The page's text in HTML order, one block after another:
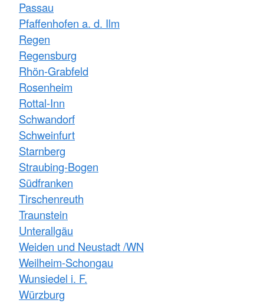
Passau
Pfaffenhofen a. d. Ilm
Regen
Regensburg
Rhön-Grabfeld
Rosenheim
Rottal-Inn
Schwandorf
Schweinfurt
Starnberg
Straubing-Bogen
Südfranken
Tirschenreuth
Traunstein
Unterallgäu
Weiden und Neustadt /WN
Weilheim-Schongau
Wunsiedel i. F.
Würzburg